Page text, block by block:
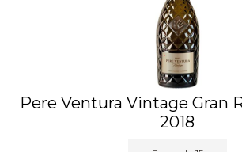
Pere Ventura Vintage Gran
2018